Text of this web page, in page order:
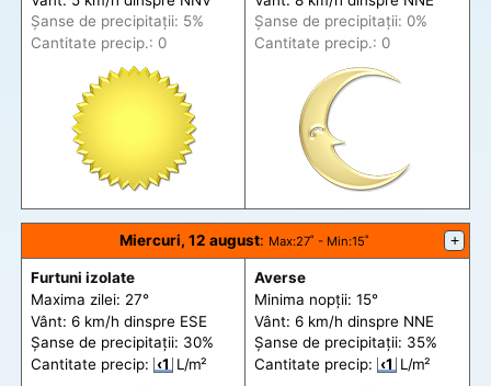
Șanse de precipitații: 5%
Cantitate precip.: 0
Șanse de precipitații: 0%
Cantitate precip.: 0
Miercuri, 12 august: Max:27˚ - Min:15˚ +
Furtuni izolate
Maxima zilei: 27°
Vânt: 6 km/h dinspre ESE
Șanse de precipitații: 30%
Cantitate precip: ‹1 L/m²
Averse
Minima nopții: 15°
Vânt: 6 km/h dinspre NNE
Șanse de precipitații: 35%
Cantitate precip: ‹1 L/m²